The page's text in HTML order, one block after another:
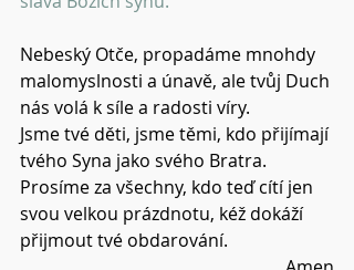
Nebeský Otče, propadáme mnohdy
malomyslnosti a únavě, ale tvůj Duch
nás volá k síle a radosti víry.
Jsme tvé děti, jsme těmi, kdo přijímají
tvého Syna jako svého Bratra.
Prosíme za všechny, kdo teď cítí jen
svou velkou prázdnotu, kéž dokáží
přijmout tvé obdarování.